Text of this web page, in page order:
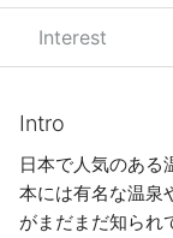
Interest
Intro
日本で人気のある
本には有名な温泉
がまだまだ知られ